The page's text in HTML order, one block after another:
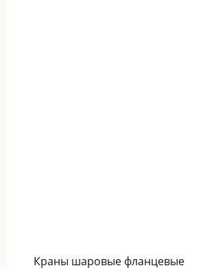
Краны шаровые фланцевые